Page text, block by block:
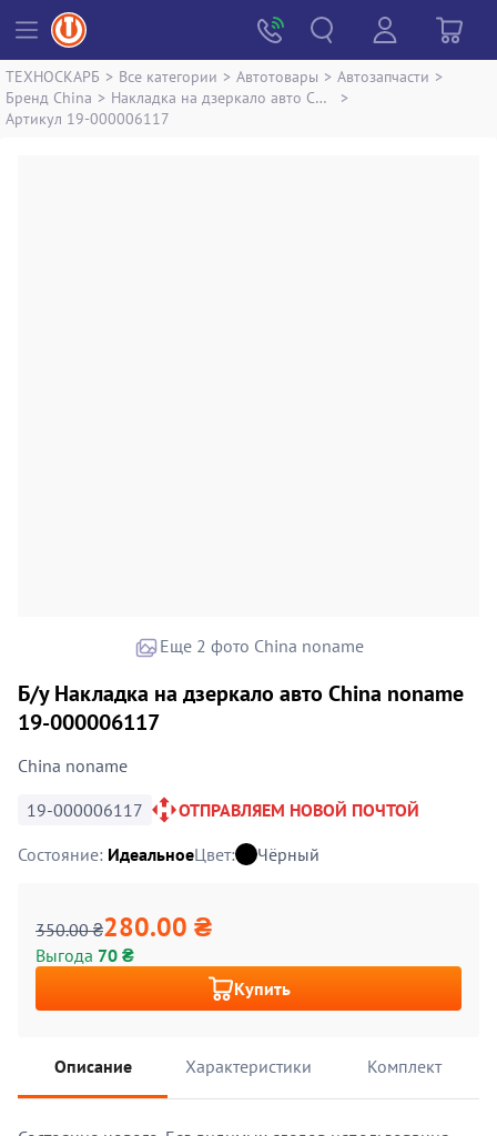
ТЕХНОСКАРБ > Все категории > Автотовары > Автозапчасти >
Бренд China > Накладка на дзеркало авто China noname
>
Артикул 19-000006117
Еще 2 фото China noname
Б/у Накладка на дзеркало авто China noname
19-000006117
China noname
19-000006117
ОТПРАВЛЯЕМ НОВОЙ ПОЧТОЙ
Состояние: ИдеальноеЦвет: Чёрный
350.00 ₴280.00 ₴
Выгода 70 ₴
Купить
Описание Характеристики Комплект